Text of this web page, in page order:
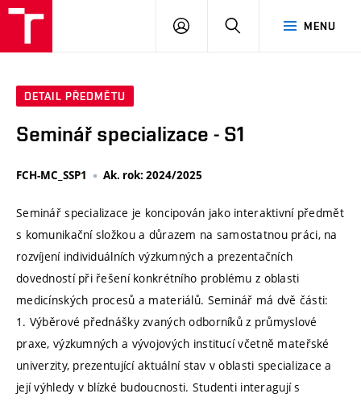
MENU
PŘIHLÁSIT
DETAIL PŘEDMĚTU
Seminář specializace - S1
FCH-MC_SSP1 Ak. rok: 2024/2025
Seminář specializace je koncipován jako interaktivní předmět
s komunikační složkou a důrazem na samostatnou práci, na
rozvíjení individuálních výzkumných a prezentačních
dovedností při řešení konkrétního problému z oblasti
medicínských procesů a materiálů. Seminář má dvě části:
1. Výběrové přednášky zvaných odborníků z průmyslové
praxe, výzkumných a vývojových institucí včetně mateřské
univerzity, prezentující aktuální stav v oblasti specializace a
její výhledy v blízké budoucnosti. Studenti interagují s